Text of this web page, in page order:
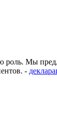
роль. Мы
-